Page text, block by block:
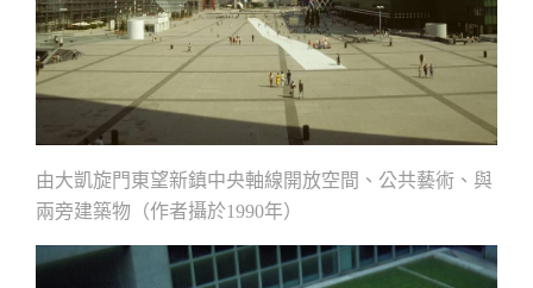
由大凱旋門東望新鎮中央軸線開放空間、公共藝術、與
兩旁建築物（作者攝於1990年）